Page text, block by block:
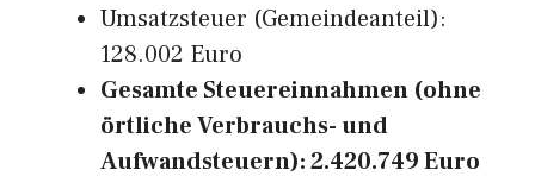
Umsatzsteuer (Gemeindeanteil):
128.002 Euro
Gesamte Steuereinnahmen (ohne
örtliche Verbrauchs- und
Aufwandsteuern): 2.420.749 Euro